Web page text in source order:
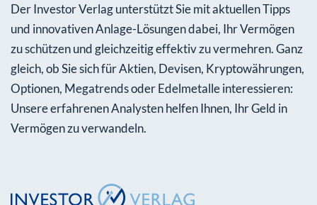
Der Investor Verlag unterstützt Sie mit aktuellen Tipps
und innovativen Anlage-Lösungen dabei, Ihr Vermögen
zu schützen und gleichzeitig effektiv zu vermehren. Ganz
gleich, ob Sie sich für Aktien, Devisen, Kryptowährungen,
Optionen, Megatrends oder Edelmetalle interessieren:
Unsere erfahrenen Analysten helfen Ihnen, Ihr Geld in
Vermögen zu verwandeln.